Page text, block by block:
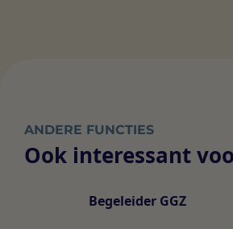
ANDERE FUNCTIES
Ook interessant
Begeleider GGZ